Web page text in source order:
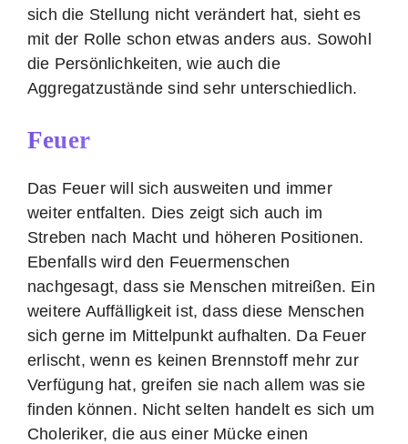
sich die Stellung nicht verändert hat, sieht es
mit der Rolle schon etwas anders aus. Sowohl
die Persönlichkeiten, wie auch die
Aggregatzustände sind sehr unterschiedlich.
Feuer
Das Feuer will sich ausweiten und immer
weiter entfalten. Dies zeigt sich auch im
Streben nach Macht und höheren Positionen.
Ebenfalls wird den Feuermenschen
nachgesagt, dass sie Menschen mitreißen. Ein
weitere Auffälligkeit ist, dass diese Menschen
sich gerne im Mittelpunkt aufhalten. Da Feuer
erlischt, wenn es keinen Brennstoff mehr zur
Verfügung hat, greifen sie nach allem was sie
finden können. Nicht selten handelt es sich um
Choleriker, die aus einer Mücke einen